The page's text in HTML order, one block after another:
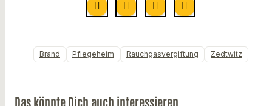
Brand Pflegeheim Rauchgasvergiftung Zedtwitz
Das könnte Dich auch interessieren